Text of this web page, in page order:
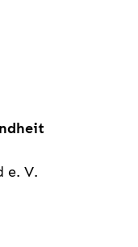
e. V.